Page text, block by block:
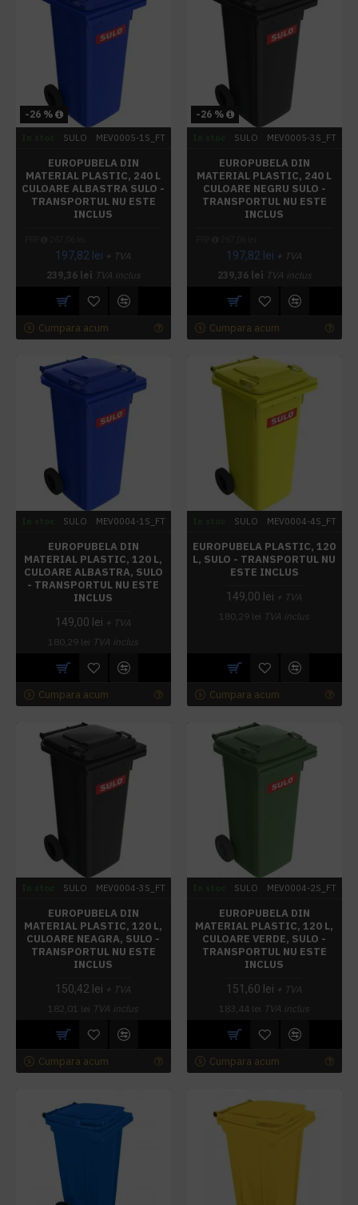
-26 %
SULO MEV0005-1S_FT
EUROPUBELA DIN
MATERIAL PLASTIC, 240 L
CULOARE ALBASTRA SULO -
TRANSPORTUL NU ESTE
INCLUS
197,82 lei + TVA
239,36 lei TVA inclus
Cumpara acum
-26 %
SULO MEV0005-3S_FT
EUROPUBELA DIN
MATERIAL PLASTIC, 240 L
CULOARE NEGRU SULO -
TRANSPORTUL NU ESTE
INCLUS
197,82 lei + TVA
239,36 lei TVA inclus
Cumpara acum
SULO MEV0004-1S_FT
EUROPUBELA DIN
MATERIAL PLASTIC, 120 L,
CULOARE ALBASTRA, SULO
- TRANSPORTUL NU ESTE
INCLUS
149,00 lei + TVA
180,29 lei TVA inclus
Cumpara acum
SULO MEV0004-4S_FT
EUROPUBELA PLASTIC, 120
L, SULO - TRANSPORTUL NU
ESTE INCLUS
149,00 lei + TVA
180,29 lei TVA inclus
Cumpara acum
SULO MEV0004-3S_FT
EUROPUBELA DIN
MATERIAL PLASTIC, 120 L,
CULOARE NEAGRA, SULO -
TRANSPORTUL NU ESTE
INCLUS
150,42 lei + TVA
182,01 lei TVA inclus
Cumpara acum
SULO MEV0004-2S_FT
EUROPUBELA DIN
MATERIAL PLASTIC, 120 L,
CULOARE VERDE, SULO -
TRANSPORTUL NU ESTE
INCLUS
151,60 lei + TVA
183,44 lei TVA inclus
Cumpara acum